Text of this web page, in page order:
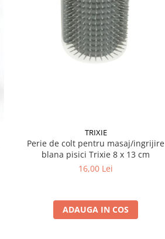
TRIXIE
Perie de colt pentru masaj/ingrijire
blana pisici Trixie 8 x 13 cm
16,00 Lei
ADAUGA IN COS